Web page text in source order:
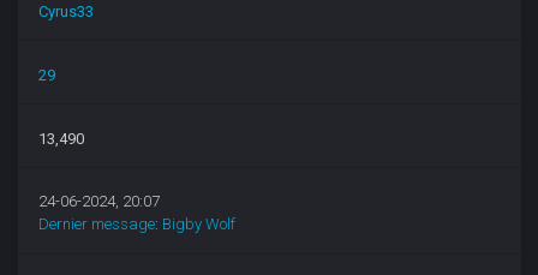
Cyrus33
29
13,490
24-06-2024, 20:07
Dernier message: Bigby Wolf